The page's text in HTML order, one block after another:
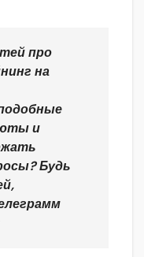
про
на
и
Будь